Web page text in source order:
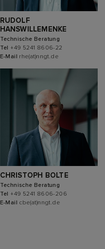
RUDOLF
HANSWILLEMENKE
Technische Beratung
Tel +49 5241 8606-22
E-Mail rhe(at)nngt.de
CHRISTOPH BOLTE
Technische Beratung
Tel +49 5241 8606-206
E-Mail cbe(at)nngt.de